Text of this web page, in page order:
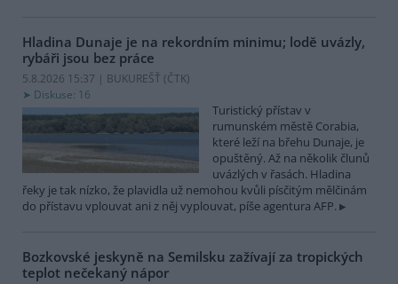
Hladina Dunaje je na rekordním minimu; lodě uvázly,
rybáři jsou bez práce
5.8.2026 15:37 | BUKUREŠŤ (ČTK)
Diskuse: 16
Turistický přístav v
rumunském městě Corabia,
které leží na břehu Dunaje, je
opuštěný. Až na několik člunů
uvázlých v řasách. Hladina
řeky je tak nízko, že plavidla už nemohou kvůli písčitým mělčinám
do přístavu vplouvat ani z něj vyplouvat, píše agentura AFP.
Bozkovské jeskyně na Semilsku zažívají za tropických
teplot nečekaný nápor